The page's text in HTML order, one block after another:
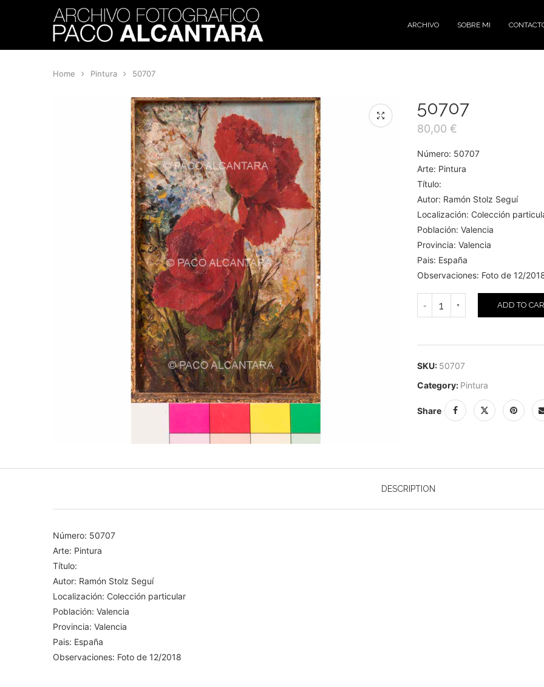
ARCHIVO SOBRE MI
Home Pintura 50707
50707
80,00 €
Número: 50707
Arte: Pintura
Título:
Autor: Ramón Stolz Seguí
Localización: Colección
Población: Valencia
Provincia: Valencia
Pais: España
Observaciones: Foto de 12/
ADD TO
SKU: 50707
Category: Pintura
Share
DESCRIPTION
Número: 50707
Arte: Pintura
Título:
Autor: Ramón Stolz Seguí
Localización: Colección particular
Población: Valencia
Provincia: Valencia
Pais: España
Observaciones: Foto de 12/2018